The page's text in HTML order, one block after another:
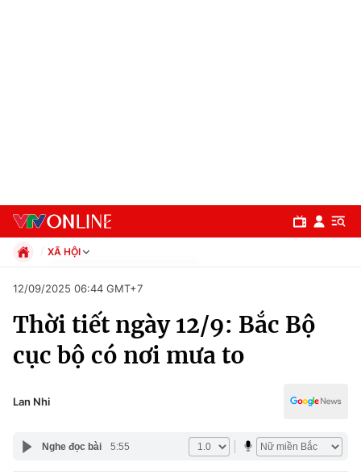
Chuyên mục
Chính trị
XÃ HỘI
Xã hội
Pháp luật
Thể thao
Đời sống
12/09/2025 06:44 GMT+7
Thời tiết ngày 12/9: Bắc Bộ
cục bộ có nơi mưa to
Lan Nhi
Nghe đọc bài 5:55